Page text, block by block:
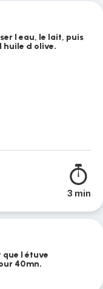
l eau, le lait, puis
huile d olive.
3 min
que l étuve
40mn.